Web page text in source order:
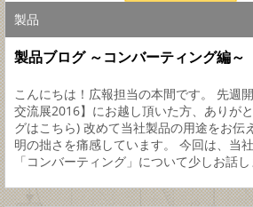
製品
製品ブログ ～コンバーティング編～
こんにちは！広報担当の本間です。 先週
交流展2016】にお越し頂いた方、ありが
グはこちら) 改めて当社製品の用途をお伝
明の拙さを痛感しています。 今回は、当
「コンバーティング」について少しお話